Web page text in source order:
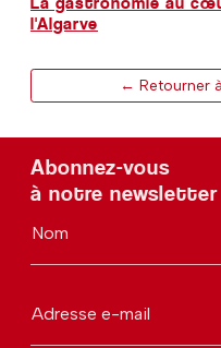
l'Algarve
← Retourner
Abonnez-vous
à notre newsletter
Nom
Adresse e-mail